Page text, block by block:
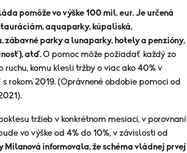
pomôže vo výške 100 mil. eur. Je určená
aquaparky, kúpaliská,
zábavné parky a lunaparky, hotely a penzióny,
atď. O pomoc môže požiadať ​každý zo
komu klesli tržby o viac ako 40% v
rokom 2019. (Oprávnené obdobie pomoci od
tržieb v konkrétnom mesiaci, v porovnaní
vo výške od 4% do 10%, v závislosti od
Milanová informovala, že schéma vládnej prvej